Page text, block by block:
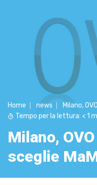
Esperienze
Empowerment
Prenota appuntamento
Esperienze
Settore tecnico, servizi
Home news
Milano,
Tempo per la lettura: < 1
Milano,
sceglie